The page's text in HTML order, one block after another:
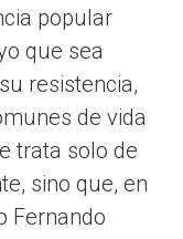
popular
que sea
resistencia,
de vida
trata solo de
sino que, en
Fernando